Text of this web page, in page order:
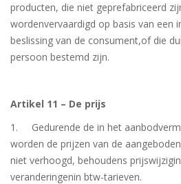
producten, die niet geprefabriceerd
wordenvervaardigd op basis van een
beslissing van de consument,of die
persoon bestemd zijn.
Artikel 11 – De prijs
1. Gedurende de in het
worden de prijzen van de
niet verhoogd, behoudens
veranderingenin btw-tarieven.